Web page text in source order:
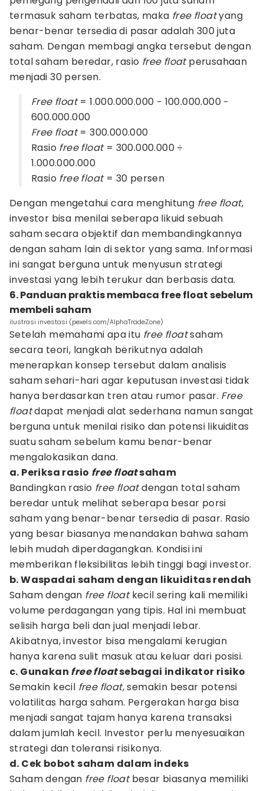
termasuk saham terbatas, maka free floatyang
benar-benar tersedia di pasar adalah 300 juta
saham. Dengan membagi angka tersebut dengan
total saham beredar, rasio free floatperusahaan
menjadi 30 persen.
Free float= 1.000.000.000 − 100.000.000 −
600.000.000
Free float= 300.000.000
Rasio free float= 300.000.000 ÷
1.000.000.000
Rasio free float= 30 persen
Dengan mengetahui cara menghitung free float,
investor bisa menilai seberapa likuid sebuah
saham secara objektif dan membandingkannya
dengan saham lain di sektor yang sama. Informasi
ini sangat berguna untuk menyusun strategi
investasi yang lebih terukur dan berbasis data.
6. Panduan praktis membaca free float sebelum
membeli saham
ilustrasi investasi (pexels.com/AlphaTradeZone)
Setelah memahami apa itu free floatsaham
secara teori, langkah berikutnya adalah
menerapkan konsep tersebut dalam analisis
saham sehari-hari agar keputusan investasi tidak
hanya berdasarkan tren atau rumor pasar. Free
floatdapat menjadi alat sederhana namun sangat
berguna untuk menilai risiko dan potensi likuiditas
suatu saham sebelum kamu benar-benar
mengalokasikan dana.
a. Periksa rasio free floatsaham
Bandingkan rasio free floatdengan total saham
beredar untuk melihat seberapa besar porsi
saham yang benar-benar tersedia di pasar. Rasio
yang besar biasanya menandakan bahwa saham
lebih mudah diperdagangkan. Kondisi ini
memberikan fleksibilitas lebih tinggi bagi investor.
b. Waspadai saham dengan likuiditas rendah
Saham dengan free floatkecil sering kali memiliki
volume perdagangan yang tipis. Hal ini membuat
selisih harga beli dan jual menjadi lebar.
Akibatnya, investor bisa mengalami kerugian
hanya karena sulit masuk atau keluar dari posisi.
c. Gunakan free floatsebagai indikator risiko
Semakin kecil free float, semakin besar potensi
volatilitas harga saham. Pergerakan harga bisa
menjadi sangat tajam hanya karena transaksi
dalam jumlah kecil. Investor perlu menyesuaikan
strategi dan toleransi risikonya.
d. Cek bobot saham dalam indeks
Saham dengan free floatbesar biasanya memiliki